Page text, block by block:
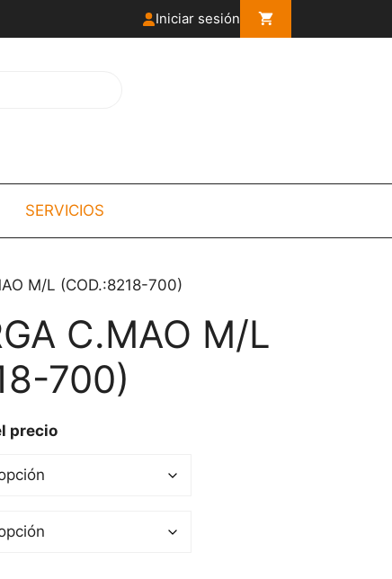
Iniciar sesión
SERVICIOS
M/L (COD.:8218-700)
C.MAO M/L
700)
precio